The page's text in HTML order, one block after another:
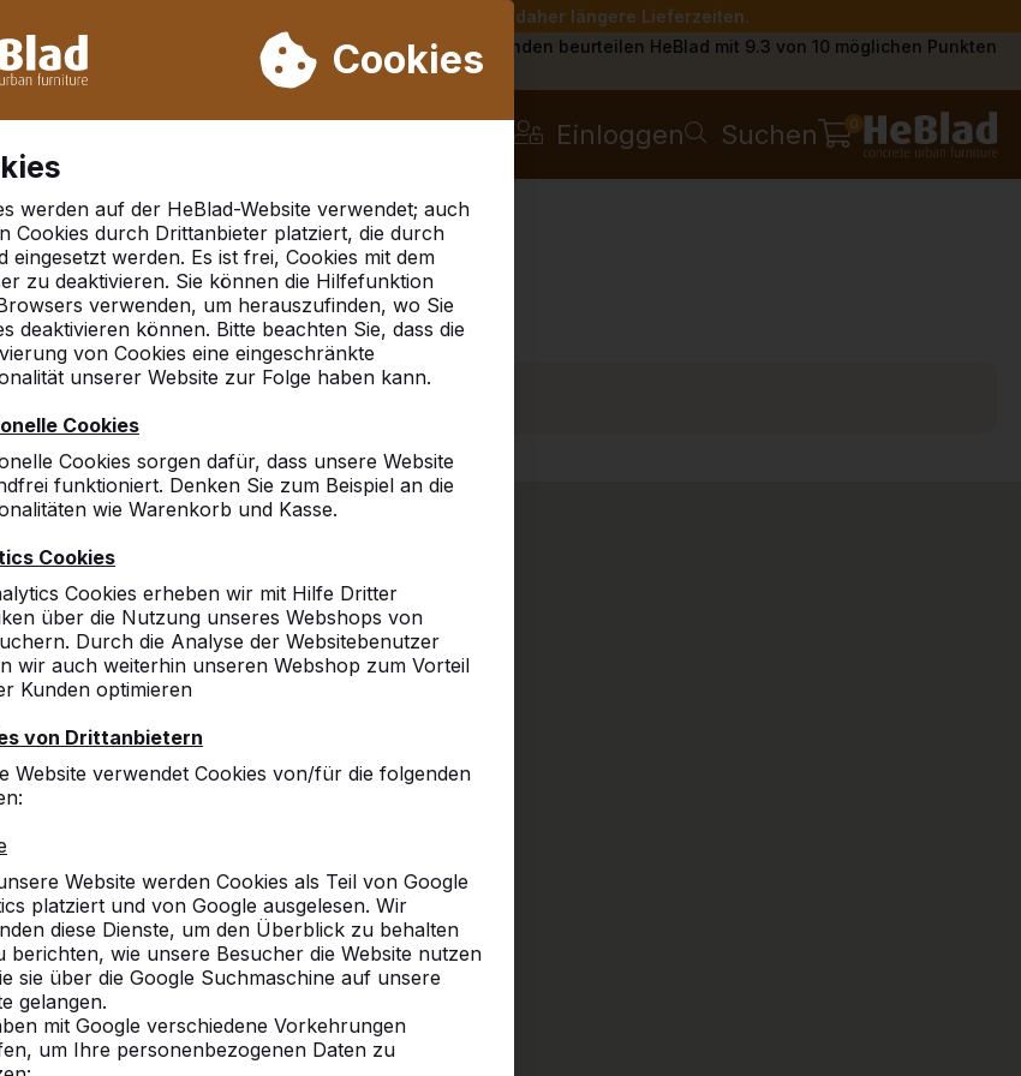
Woche 31 bis Woche 33 nicht. Bitte berücksichtigen Sie daher längere Lieferzeiten.
Cookies
werden auf der HeBlad-Website verwendet; auch
Cookies durch Drittanbieter platziert, die durch
eingesetzt werden. Es ist frei, Cookies mit dem
zu deaktivieren. Sie können die Hilfefunktion
verwenden, um herauszufinden, wo Sie
deaktivieren können. Bitte beachten Sie, dass die
von Cookies eine eingeschränkte
unserer Website zur Folge haben kann.
Cookies
Cookies sorgen dafür, dass unsere Website
funktioniert. Denken Sie zum Beispiel an die
wie Warenkorb und Kasse.
Cookies
Cookies erheben wir mit Hilfe Dritter
über die Nutzung unseres Webshops von
Durch die Analyse der Websitebenutzer
wir auch weiterhin unseren Webshop zum Vorteil
Kunden optimieren
von Drittanbietern
Website verwendet Cookies von/für die folgenden
Website werden Cookies als Teil von Google
platziert und von Google ausgelesen. Wir
diese Dienste, um den Überblick zu behalten
berichten, wie unsere Besucher die Website nutzen
sie über die Google Suchmaschine auf unsere
gelangen.
mit Google verschiedene Vorkehrungen
um Ihre personenbezogenen Daten zu
als 30.000 Produkten verkauft
Kunden beurteilen HeBlad mit 9.3 von 10 möglichen Punkten
Einloggen Suchen 0